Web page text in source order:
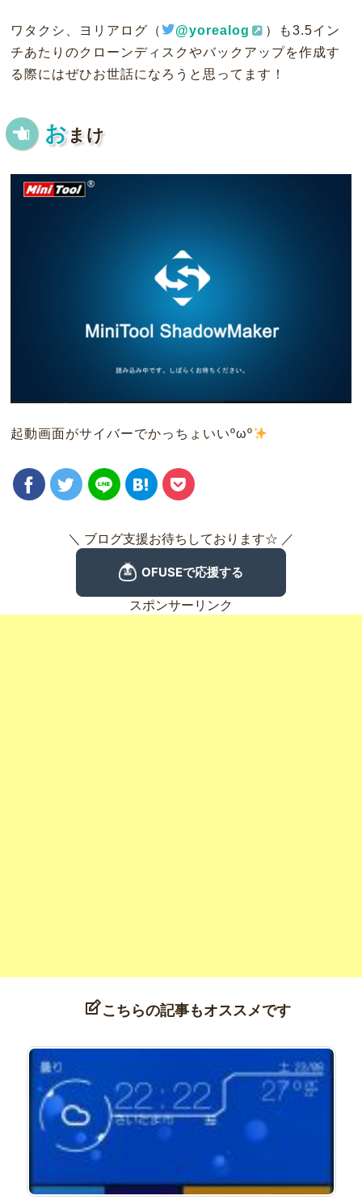
ワタクシ、ヨリアログ（ @yorealog
）も3.5イン
チあたりのクローンディスクやバックアップを作成す
る際にはぜひお世話になろうと思ってます！
おまけ
起動画面がサイバーでかっちょいいºωº
＼ ブログ支援お待ちしております☆ ／
スポンサーリンク
こちらの記事もオススメです